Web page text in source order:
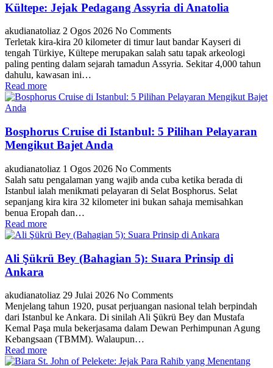
Kültepe: Jejak Pedagang Assyria di Anatolia
akudianatoliaz 2 Ogos 2026 No Comments
Terletak kira-kira 20 kilometer di timur laut bandar Kayseri di
tengah Türkiye, Kültepe merupakan salah satu tapak arkeologi
paling penting dalam sejarah tamadun Assyria. Sekitar 4,000 tahun
dahulu, kawasan ini…
Read more
Bosphorus Cruise di Istanbul: 5 Pilihan Pelayaran
Mengikut Bajet Anda
akudianatoliaz 1 Ogos 2026 No Comments
Salah satu pengalaman yang wajib anda cuba ketika berada di
Istanbul ialah menikmati pelayaran di Selat Bosphorus. Selat
sepanjang kira kira 32 kilometer ini bukan sahaja memisahkan
benua Eropah dan…
Read more
Ali Şükrü Bey (Bahagian 5): Suara Prinsip di
Ankara
akudianatoliaz 29 Julai 2026 No Comments
Menjelang tahun 1920, pusat perjuangan nasional telah berpindah
dari Istanbul ke Ankara. Di sinilah Ali Şükrü Bey dan Mustafa
Kemal Paşa mula bekerjasama dalam Dewan Perhimpunan Agung
Kebangsaan (TBMM). Walaupun…
Read more